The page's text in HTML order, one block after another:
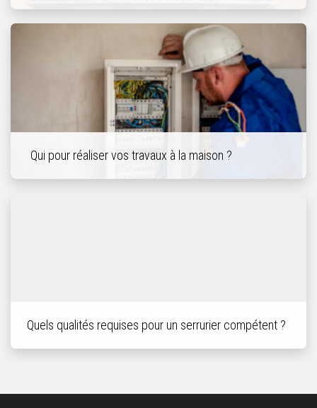
Qui pour réaliser vos travaux à la maison ?
Quels qualités requises pour un serrurier compétent ?